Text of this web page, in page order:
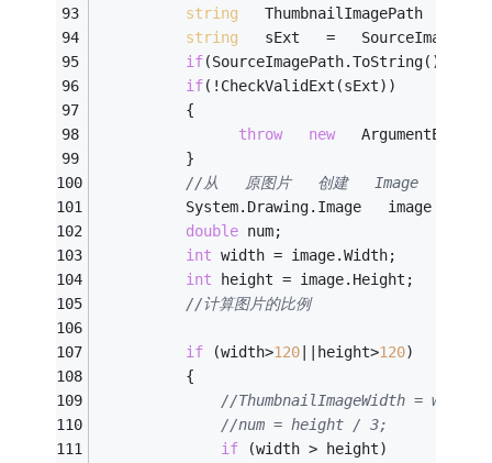
string
ThumbnailImagePath   =
string
sExt   =
if
if(!CheckValidExt(sExt))
          {
throw
new
          }
//从   原图片   创建   Image   对象
System.Drawing.Image   image   =
double num;
int width = image.Width;
int height = image.Height;
//计算图片的比例
if (width>120 ||height>120)
          {
//ThumbnailImageWidth = width
//num = height / 3;
if (width > height)